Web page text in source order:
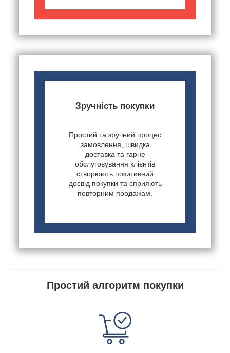
Зручність покупки
Простий та зручний процес
замовлення, швидка
доставка та гарне
обслуговування клієнтів
створюють позитивний
досвід покупки та сприяють
повторним продажам.
Простий алгоритм покупки